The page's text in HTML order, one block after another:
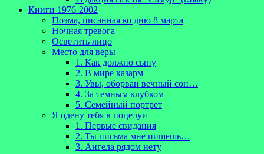
Книги 1976-2002
Поэма, писанная ко дню 8 марта
Ночная тревога
Осветить лицо
Место для веры
1. Как должно сыну
2. В мире казарм
3. Увы, оборван вечный сон…
4. За темным клубком
5. Семейный портрет
Я одену тебя в поцелуи
1. Первые свидания
2. Ты письма мне пишешь…
3. Ангела рядом нету